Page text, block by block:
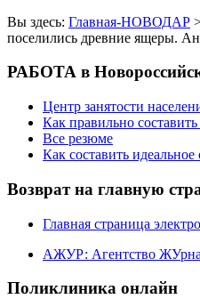
Вы здесь: Главная-НОВОДАР
поселились древние ящеры.
РАБОТА в
Центр занятости
Как правильно
Все резюме
Как составить
Возврат на главную
Главная страница
АЖУР: Агентство
Поликлиника онлайн